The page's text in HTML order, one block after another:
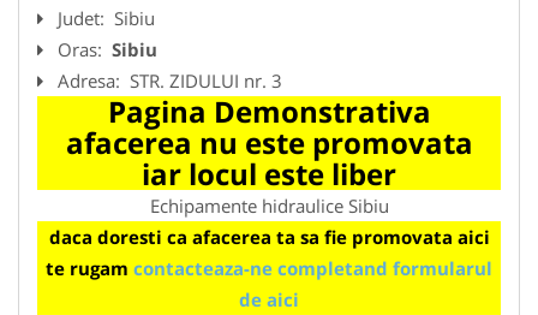
Judet: Sibiu
Oras: Sibiu
Adresa: STR. ZIDULUI nr. 3
Pagina Demonstrativa
afacerea nu este promovata
iar locul este liber
Echipamente hidraulice Sibiu
daca doresti ca afacerea ta sa fie promovata aici
te rugam contacteaza-ne completand formularul
de aici